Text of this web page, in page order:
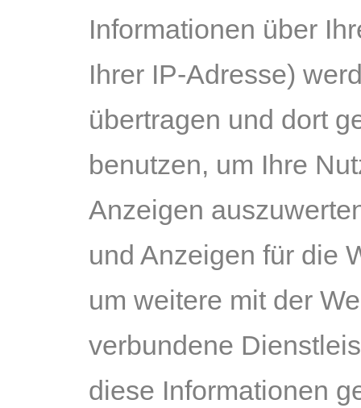
Informationen über
Ihrer IP-Adresse)
übertragen und dort
benutzen, um Ihre
Anzeigen
und Anzeigen für die
um weitere mit der
verbundene
diese Informationen